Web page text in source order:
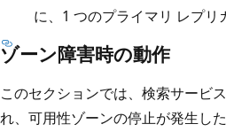
に、1 つのプライマリ レプリ
ゾーン障害時の動作
このセクションでは、検索サービ
れ、可用性ゾーンの停止が発生し